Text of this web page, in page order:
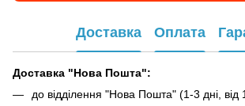
Доставка Оплата
Доставка "Нова Пошта":
до відділення "Нова Пошта" (1-3 дні, від